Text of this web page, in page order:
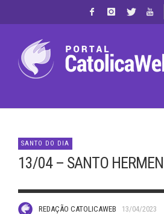
SANTO DO DIA
13/04 – SANTO
REDAÇÃO CATOLICAWEB 13/04/2023